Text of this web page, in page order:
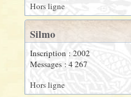
Hors ligne
Silmo
Inscription : 2002
Messages : 4 267
Hors ligne